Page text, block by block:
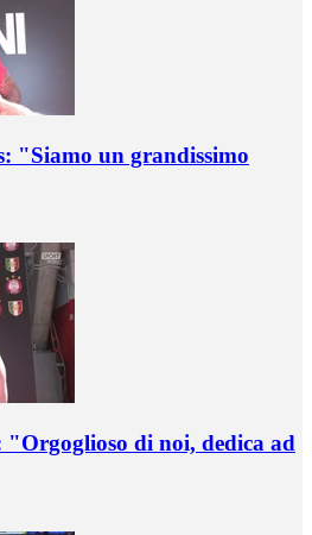
"Siamo un grandissimo
"Orgoglioso di noi, dedica ad